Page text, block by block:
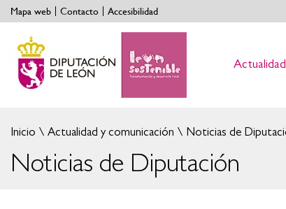
Mapa web Contacto Accesibilidad
Inicio Actualidad y comunicación Noticias de
Noticias de Diputación